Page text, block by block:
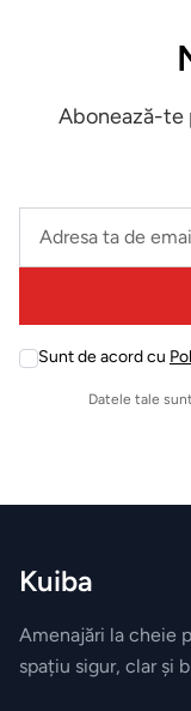
Abonează-te
this
Leave
Sunt de acord cu
Datele tale
Kuiba
Amenajări la cheie
spațiu sigur, clar și